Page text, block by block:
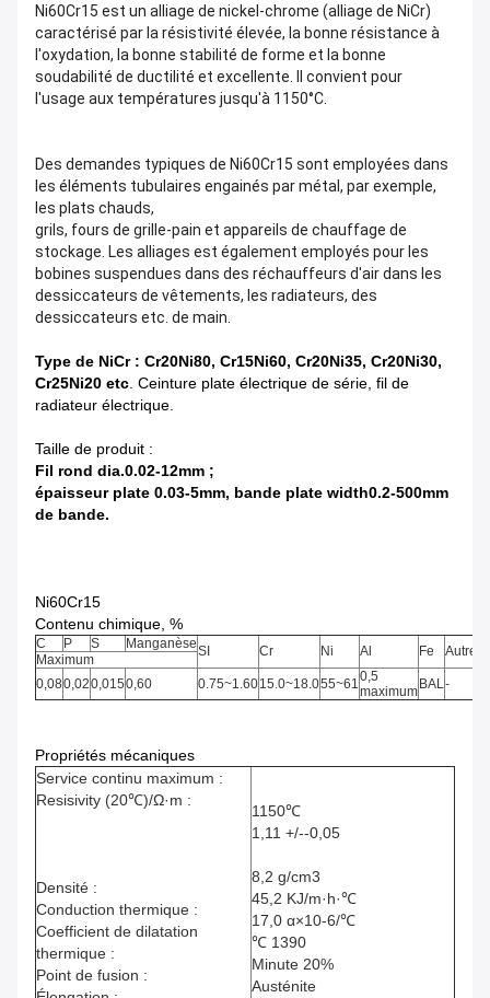
Ni60Cr15 est un alliage de nickel-chrome (alliage de NiCr)
caractérisé par la résistivité élevée, la bonne résistance à
l'oxydation, la bonne stabilité de forme et la bonne
soudabilité de ductilité et excellente. Il convient pour
l'usage aux températures jusqu'à 1150°C.
Des demandes typiques de Ni60Cr15 sont employées dans
les éléments tubulaires engainés par métal, par exemple,
les plats chauds,
grils, fours de grille-pain et appareils de chauffage de
stockage. Les alliages est également employés pour les
bobines suspendues dans des réchauffeurs d'air dans les
dessiccateurs de vêtements, les radiateurs, des
dessiccateurs etc. de main.
Type de NiCr : Cr20Ni80, Cr15Ni60, Cr20Ni35, Cr20Ni30,
Cr25Ni20 etc. Ceinture plate électrique de série, fil de
radiateur électrique.
Taille de produit :
Fil rond dia.0.02-12mm ;
épaisseur plate 0.03-5mm, bande plate width0.2-500mm
de bande.
Ni60Cr15
Contenu chimique, %
C P S ManganèseSI Cr Ni Al Fe Autre
Maximum
0,080,020,0150,60 0.75~1.6015.0~18.055~610,5
maximum BAL-
Propriétés mécaniques
Service continu maximum :
Resisivity (20℃)/Ω·m :
Densité :
Conduction thermique :
Coefficient de dilatation
thermique :
Point de fusion :
1150℃
1,11 +/--0,05
8,2 g/cm3
45,2 KJ/m·h·℃
17,0 α×10-6/℃
℃ 1390
Minute 20%
Austénite